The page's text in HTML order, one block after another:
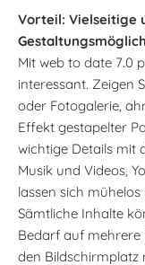
Vorteil: Vielseitige
Mit web to date 7.0
interessant. Zeigen
oder Fotogalerie,
Effekt gestapelter
wichtige Details mit
Musik und Videos,
lassen sich
Sämtliche Inhalte
Bedarf auf mehrere
den